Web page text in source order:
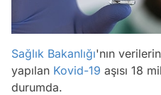
Sağlık Bakanlığı'nın
yapılan Kovid-19 aşısı 18
durumda.